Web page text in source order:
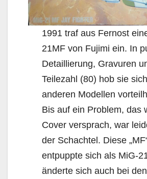
1991 traf aus Fernost
21MF von Fujimi ein. In
Detaillierung, Gravuren
Teilezahl (80) hob sie
anderen Modellen
Bis auf ein Problem, das
Cover versprach, war
der Schachtel. Diese
entpuppte sich als MiG-
änderte sich auch bei den